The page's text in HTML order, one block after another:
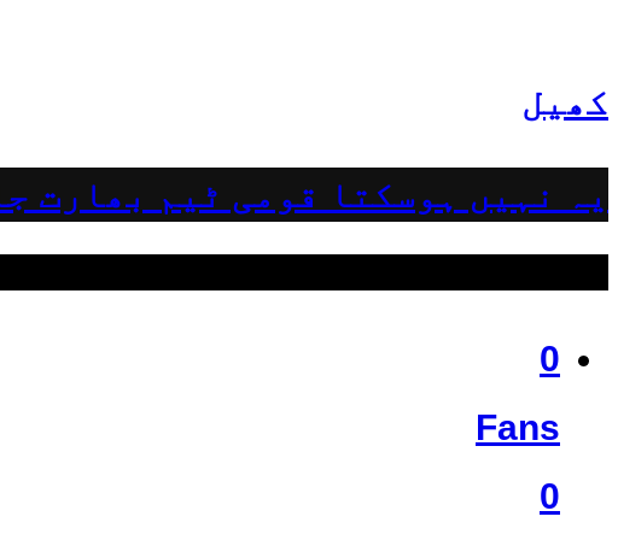
کھیل
یہ نہیں ہوسکتا قومی ٹیم بھارت
0
Fans
0